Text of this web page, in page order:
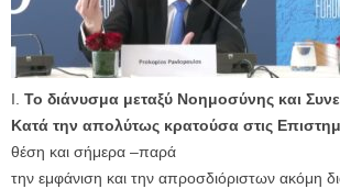
Ι. Το διάνυσμα μεταξύ Νοημοσύνης και
Κατά την απολύτως κρατούσα στις
θέση και σήμερα –παρά
την εμφάνιση και την απροσδιόριστων ακόμη